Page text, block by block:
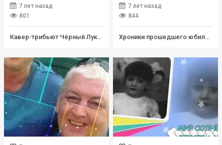
7 лет назад
801
Кавер-трибьют Чёрный Лукич "Первое Мая"в исполнении Юрика
7 лет назад
844
Хроники прошедшего юбилея 50лет. Как это было...